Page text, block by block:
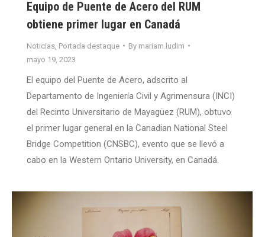
Equipo de Puente de Acero del RUM
obtiene primer lugar en Canadá
Noticias Portada destaque By mariam.ludim
mayo 19, 2023
El equipo del Puente de Acero, adscrito al
Departamento de Ingeniería Civil y Agrimensura (INCI)
del Recinto Universitario de Mayagüez (RUM), obtuvo
el primer lugar general en la Canadian National Steel
Bridge Competition (CNSBC), evento que se llevó a
cabo en la Western Ontario University, en Canadá.